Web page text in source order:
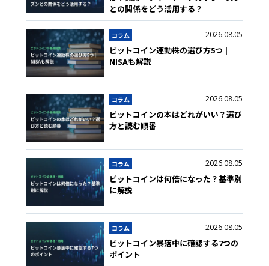
との関係をどう活用する？
コラム 2026.08.05
ビットコイン連動株の選び方5つ｜
NISAも解説
コラム 2026.08.05
ビットコインの本はどれがいい？選び
方と読む順番
コラム 2026.08.05
ビットコインは何倍になった？基準別
に解説
コラム 2026.08.05
ビットコイン暴落中に確認する7つの
ポイント